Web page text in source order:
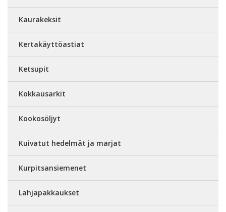
Kaurakeksit
Kertakäyttöastiat
Ketsupit
Kokkausarkit
Kookosöljyt
Kuivatut hedelmät ja marjat
Kurpitsansiemenet
Lahjapakkaukset